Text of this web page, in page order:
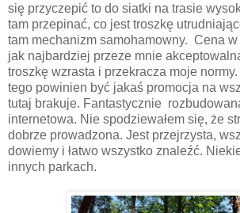
się przyczepić to do siatki na trasie
tam przepinać, co jest troszkę
tam mechanizm samohamowny. Cena
jak najbardziej przeze mnie
troszkę wzrasta i przekracza moje
tego powinien być jakaś promocja na
tutaj brakuje. Fantastycznie
internetowa. Nie spodziewałem się, że
dobrze prowadzona. Jest przejrzysta,
dowiemy i łatwo wszystko znaleźć.
innych parkach.